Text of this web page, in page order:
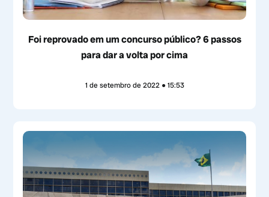
Foi reprovado em um concurso público? 6 passos
para dar a volta por cima
1 de setembro de 2022 15:53